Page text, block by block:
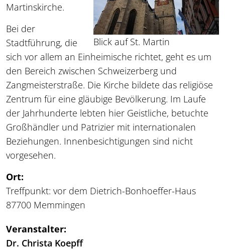
Blick auf St. Martin
Martinskirche.
Bei der
Stadtführung, die
sich vor allem an Einheimische richtet, geht es um
den Bereich zwischen Schweizerberg und
Zangmeisterstraße. Die Kirche bildete das religiöse
Zentrum für eine gläubige Bevölkerung. Im Laufe
der Jahrhunderte lebten hier Geistliche, betuchte
Großhändler und Patrizier mit internationalen
Beziehungen. Innenbesichtigungen sind nicht
vorgesehen.
Ort:
Treffpunkt: vor dem Dietrich-Bonhoeffer-Haus
87700 Memmingen
Veranstalter:
Dr. Christa Koepff